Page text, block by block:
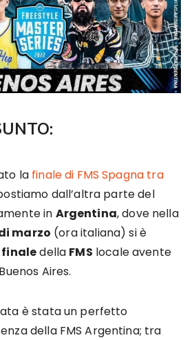
la finale di FMS Spagna tra
dall’altra parte del
in Argentina, dove nella
marzo (ora italiana) si è
finaledella FMS locale avente
Aires.
è stata un perfetto
della FMS Argentina; tra